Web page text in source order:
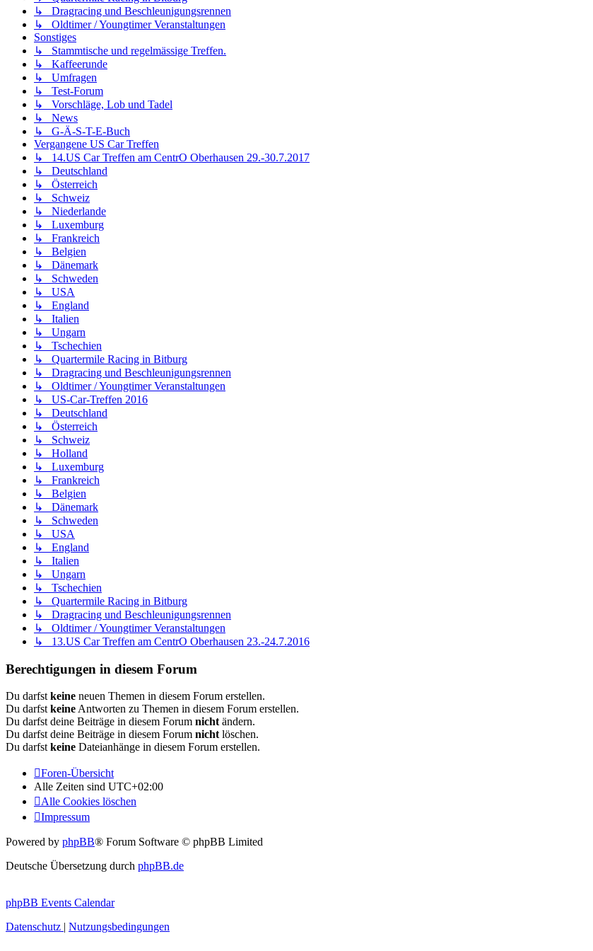
↳ Dragracing und Beschleunigungsrennen
↳ Oldtimer / Youngtimer Veranstaltungen
Sonstiges
↳ Stammtische und regelmässige Treffen.
↳ Kaffeerunde
↳ Umfragen
↳ Test-Forum
↳ Vorschläge, Lob und Tadel
↳ News
↳ G-Ä-S-T-E-Buch
Vergangene US Car Treffen
↳ 14.US Car Treffen am CentrO Oberhausen 29.-30.7.2017
↳ Deutschland
↳ Österreich
↳ Schweiz
↳ Niederlande
↳ Luxemburg
↳ Frankreich
↳ Belgien
↳ Dänemark
↳ Schweden
↳ USA
↳ England
↳ Italien
↳ Ungarn
↳ Tschechien
↳ Quartermile Racing in Bitburg
↳ Dragracing und Beschleunigungsrennen
↳ Oldtimer / Youngtimer Veranstaltungen
↳ US-Car-Treffen 2016
↳ Deutschland
↳ Österreich
↳ Schweiz
↳ Holland
↳ Luxemburg
↳ Frankreich
↳ Belgien
↳ Dänemark
↳ Schweden
↳ USA
↳ England
↳ Italien
↳ Ungarn
↳ Tschechien
↳ Quartermile Racing in Bitburg
↳ Dragracing und Beschleunigungsrennen
↳ Oldtimer / Youngtimer Veranstaltungen
↳ 13.US Car Treffen am CentrO Oberhausen 23.-24.7.2016
Berechtigungen in diesem Forum
Du darfst keine neuen Themen in diesem Forum erstellen.
Du darfst keine Antworten zu Themen in diesem Forum erstellen.
Du darfst deine Beiträge in diesem Forum nicht ändern.
Du darfst deine Beiträge in diesem Forum nicht löschen.
Du darfst keine Dateianhänge in diesem Forum erstellen.
Foren-Übersicht
Alle Zeiten sind UTC+02:00
Alle Cookies löschen
Impressum
Powered by phpBB® Forum Software © phpBB Limited
Deutsche Übersetzung durch phpBB.de
phpBB Events Calendar
Datenschutz | Nutzungsbedingungen